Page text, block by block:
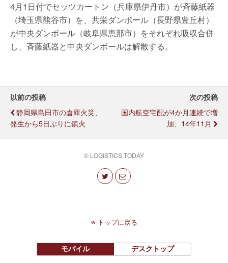
4月1日付でセッツカートン（兵庫県伊丹市）が斉藤紙器
（埼玉県熊谷市）を、共栄ダンボール（長野県豊丘村）
が中央ダンボール（岐阜県恵那市）をそれぞれ吸収合併
し、斉藤紙器と中央ダンボールは解散する。
以前の投稿
静岡県島田市の倉庫火災、
発生から5日ぶりに鎮火
次の投稿
国内航空宅配が4か月連続で増
加、14年11月
© LOGISTICS TODAY
トップに戻る
モバイル デスクトップ